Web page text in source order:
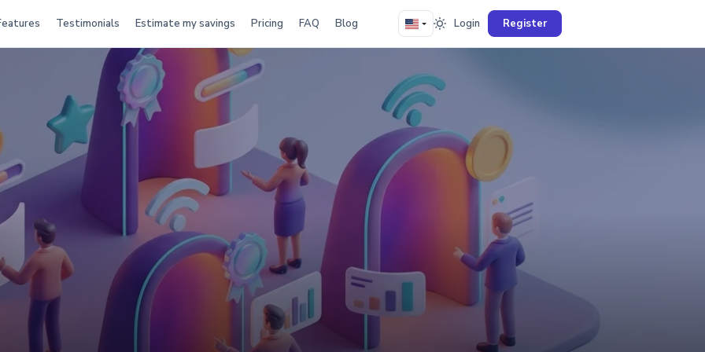
Testimonials Estimate my savings Pricing FAQ Blog Login Register